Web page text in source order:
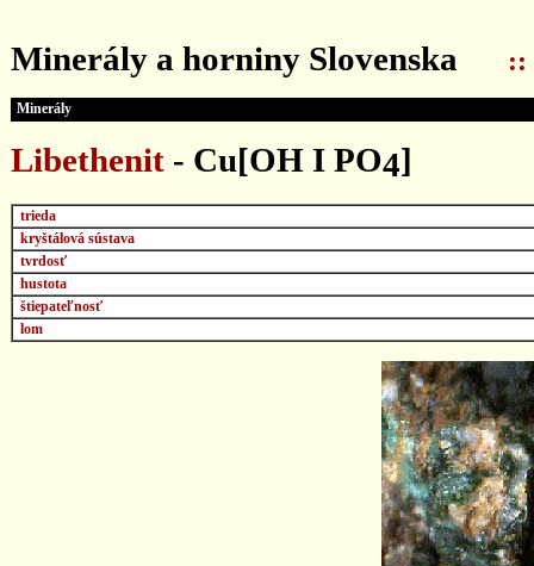
Minerály a horniny Slovenska
::
Minerály
Libethenit - Cu[OH I PO4]
trieda
kryštálová sústava
tvrdosť
hustota
štiepateľnosť
lom